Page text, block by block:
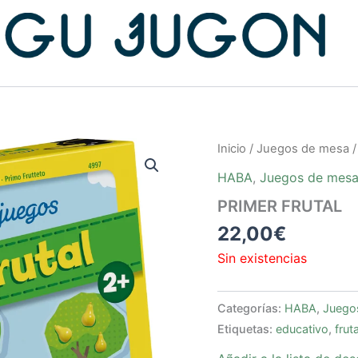
Inicio / Juegos de mesa
HABA, Juegos de mesa
PRIMER FRUTAL
22,00€
Sin existencias
Categorías: HABA,
Etiquetas: educativo,